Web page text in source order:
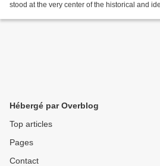
stood at the very center of the historical and
Hébergé par Overblog
Top articles
Pages
Contact